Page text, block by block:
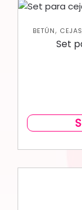
BETÚN, CEJAS
Set